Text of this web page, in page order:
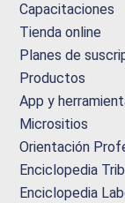
Capacitaciones
Tienda online
Planes de
Productos
App y
Micrositios
Orientación
Enciclopedia
Enciclopedia